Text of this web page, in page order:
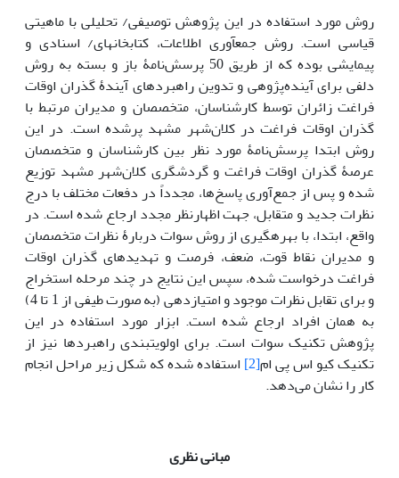
روش مورد استفاده در این پژوهش توصیفی/ تحلیلی با ماهیتی
قیاسی است. روش جمع­آوری اطلاعات، کتابخانه­ای/ اسنادی و
پیمایشی بوده که از طریق 50 پرسش‌نامۀ باز و بسته به روش
دلفی برای آینده‌پژوهی و تدوین راهبردهای آیندۀ گذران اوقات
فراغت زائران توسط کارشناسان، متخصصان و مدیران مرتبط با
گذران اوقات فراغت در کلان‌شهر مشهد پرشده است. در این
روش ابتدا پرسش‌نامۀ مورد نظر بین کارشناسان و متخصصان
عرصۀ گذران اوقات فراغت و گردشگری کلان‌شهر مشهد توزیع
شده و پس از جمع‌آوری پاسخ‌ها، مجدداً در دفعات مختلف با درج
نظرات جدید و متقابل، جهت اظهارنظر مجدد ارجاع شده است. در
واقع، ابتدا، با بهره­گیری از روش سوات دربارۀ نظرات متخصصان
و مدیران نقاط قوت، ضعف، فرصت و تهدیدهای گذران اوقات
فراغت درخواست شده، سپس این نتایج در چند مرحله استخراج
و برای تقابل نظرات موجود و امتیاز‌دهی (به صورت طیفی از 1 تا 4)
به همان افراد ارجاع شده است. ابزار مورد استفاده در این
پژوهش تکنیک سوات است. برای اولویت­بندی راهبردها نیز از
تکنیک کیو اس پی ام[2] استفاده شده که شکل زیر مراحل انجام
کار را نشان می‌دهد.
مبانی نظری